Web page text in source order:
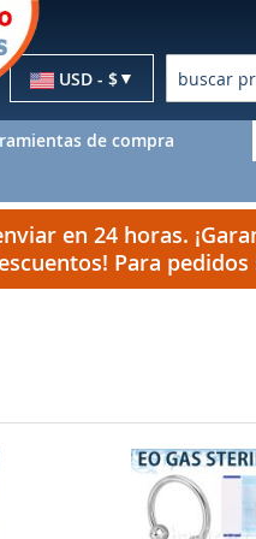
Moneda
USD - $
Buscar
de compra
en 24 horas.
Para